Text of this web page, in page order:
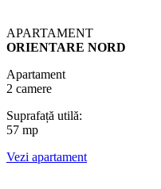
APARTAMENT
ORIENTARE NORD
Apartament
2 camere
Suprafață utilă:
57 mp
Vezi apartament